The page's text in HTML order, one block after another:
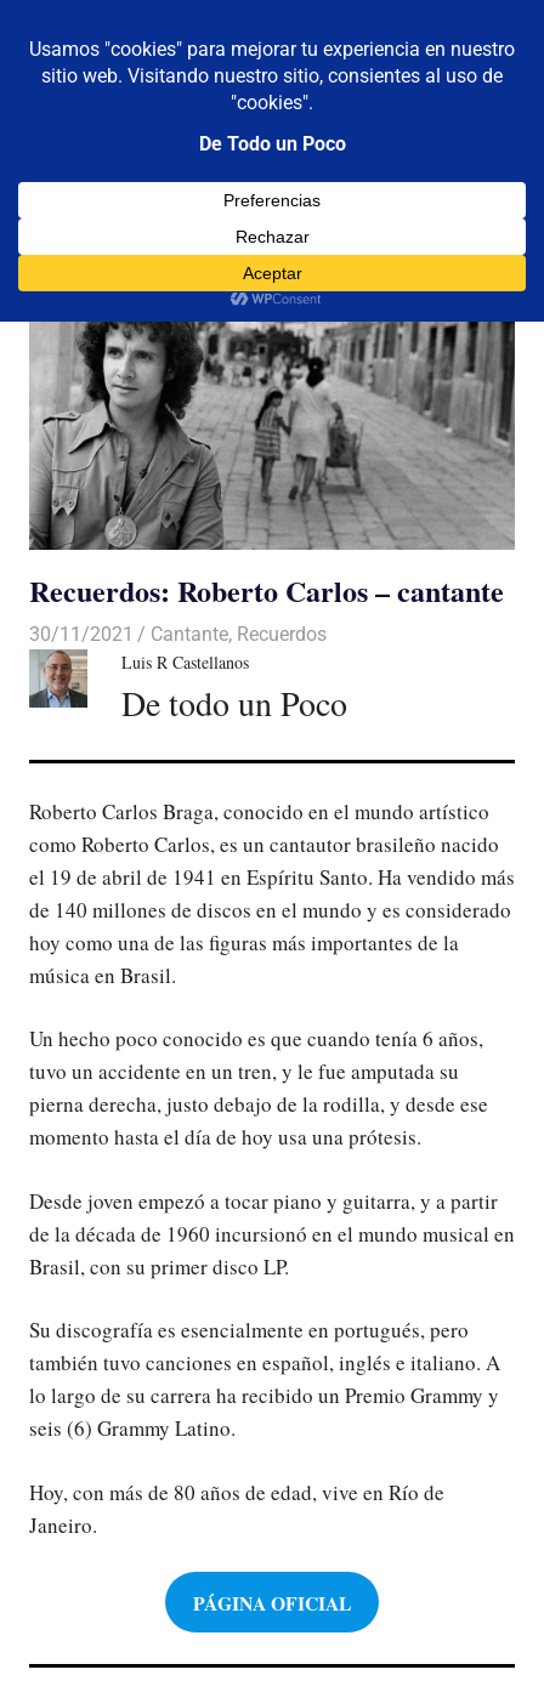
contenido
De todo un poco
Reflexiones,
Viajes
MENÚ
Recuerdos: Roberto Carlos – cantante
30/11/2021 De todo un Poco
Cantante, Recuerdos
Luis R Castellanos
De todo un Poco
Roberto Carlos Braga, conocido en el mundo artístico
como Roberto Carlos, es un cantautor brasileño nacido
el 19 de abril de 1941 en Espíritu Santo. Ha vendido más
de 140 millones de discos en el mundo y es considerado
hoy como una de las figuras más importantes de la
música en Brasil.
Un hecho poco conocido es que cuando tenía 6 años,
tuvo un accidente en un tren, y le fue amputada su
pierna derecha, justo debajo de la rodilla, y desde ese
momento hasta el día de hoy usa una prótesis.
Desde joven empezó a tocar piano y guitarra, y a partir
de la década de 1960 incursionó en el mundo musical en
Brasil, con su primer disco LP.
Su discografía es esencialmente en portugués, pero
también tuvo canciones en español, inglés e italiano. A
lo largo de su carrera ha recibido un Premio Grammy y
seis (6) Grammy Latino.
Hoy, con más de 80 años de edad, vive en Río de
Janeiro.
PÁGINA OFICIAL